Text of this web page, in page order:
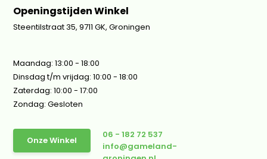
Openingstijden Winkel
Steentilstraat 35, 9711 GK, Groningen
Maandag: 13:00 - 18:00
Dinsdag t/m vrijdag: 10:00 - 18:00
Zaterdag: 10:00 - 17:00
Zondag: Gesloten
Onze Winkel
06 - 182 72 537
info@gameland-